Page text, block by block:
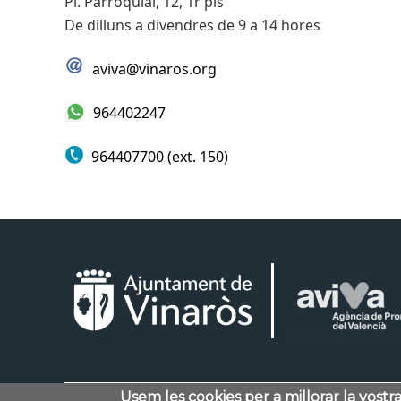
De dilluns a divendres de 9 a 14 hores
aviva@vinaros.org
964402247
964407700 (ext. 150)
Usem les cookies per a millorar la